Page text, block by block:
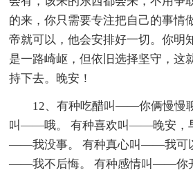
的来，你只需要专注把自己的事情
帝就可以，他会安排好一切。你明
是一路崎岖，但依旧选择坚守，这
持下去。晚安！
12、有种吃醋叫——你俩慢慢
叫——哦。 有种喜欢叫——晚安，
——我没事。 有种真心叫——我可
——我不后悔。 有种感情叫——你